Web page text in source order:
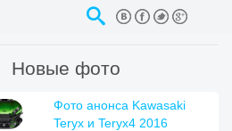
Новые фото
Фото анонса Kawasaki
Teryx и Teryx4 2016